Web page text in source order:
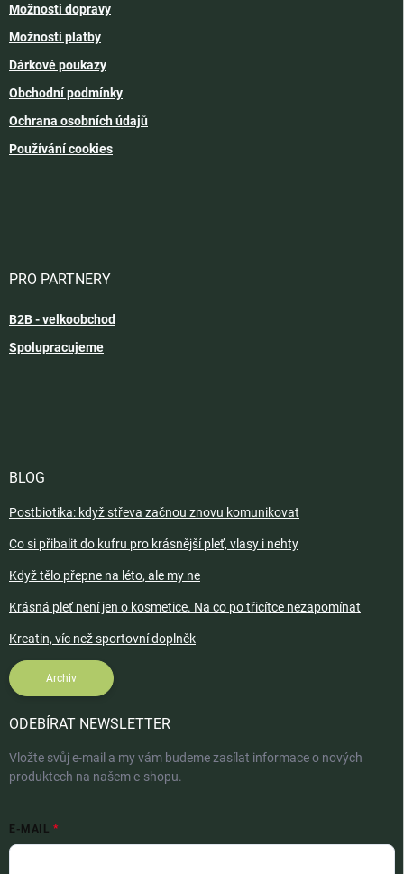
Možnosti dopravy
Možnosti platby
Dárkové poukazy
Obchodní podmínky
Ochrana osobních údajů
Používání cookies
PRO PARTNERY
B2B - velkoobchod
Spolupracujeme
BLOG
Postbiotika: když střeva začnou znovu komunikovat
Co si přibalit do kufru pro krásnější pleť, vlasy i nehty
Když tělo přepne na léto, ale my ne
Krásná pleť není jen o kosmetice. Na co po třicítce nezapomínat
Kreatin, víc než sportovní doplněk
Archiv
ODEBÍRAT NEWSLETTER
Vložte svůj e-mail a my vám budeme zasílat informace o nových
produktech na našem e-shopu.
E-MAIL